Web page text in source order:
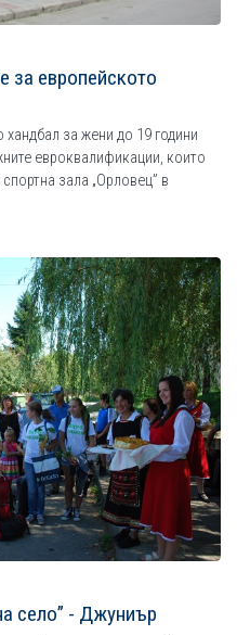
за европейското
за жени до 19 години
евроквалификации, които
зала „Орловец” в
село” - Джуниър